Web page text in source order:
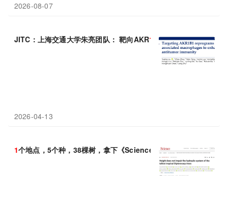
2026-08-07
JITC：上海交通大学朱亮团队： 靶向AKR1 1重塑肿瘤免疫微环
2026-04-13
1个地点，5个种，38棵树，拿下《Science》封面